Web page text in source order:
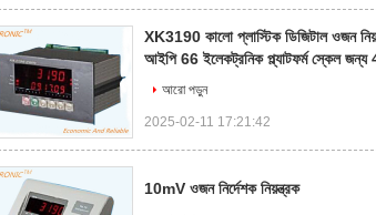
XK3190 কালো প্লাস্টিক ডিজিটাল ওজন
আইপি 66 ইলেকট্রনিক প্ল্যাটফর্ম স্কেল জন্য
আরো পড়ুন
2025-02-11 17:21:42
10mV ওজন নির্দেশক নিয়ন্ত্রক